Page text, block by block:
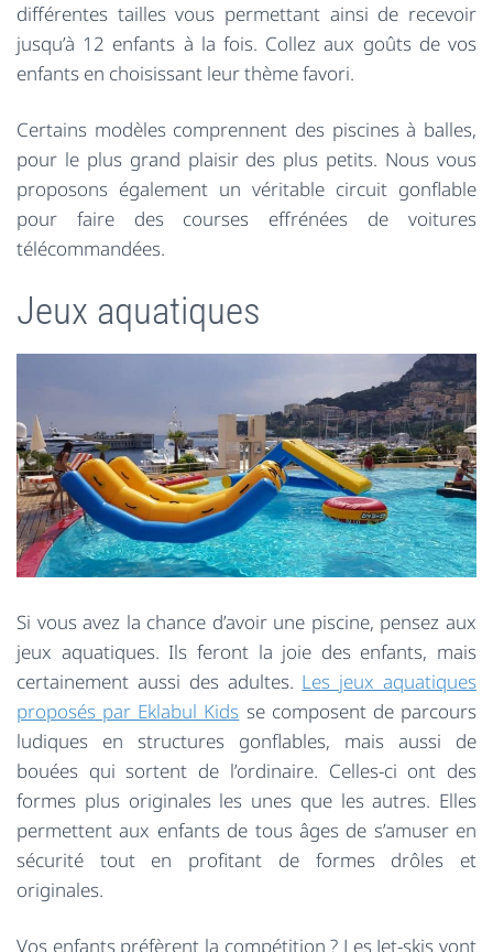
différentes tailles vous permettant ainsi de recevoir
jusqu’à 12 enfants à la fois. Collez aux goûts de vos
enfants en choisissant leur thème favori.
Certains modèles comprennent des piscines à balles,
pour le plus grand plaisir des plus petits. Nous vous
proposons également un véritable circuit gonflable
pour faire des courses effrénées de voitures
télécommandées.
Jeux aquatiques
Si vous avez la chance d’avoir une piscine, pensez aux
jeux aquatiques. Ils feront la joie des enfants, mais
certainement aussi des adultes. Les jeux aquatiques
proposés par Eklabul Kids se composent de parcours
ludiques en structures gonflables, mais aussi de
bouées qui sortent de l’ordinaire. Celles-ci ont des
formes plus originales les unes que les autres. Elles
permettent aux enfants de tous âges de s’amuser en
sécurité tout en profitant de formes drôles et
originales.
Vos enfants préfèrent la compétition ? Les Jet-skis vont